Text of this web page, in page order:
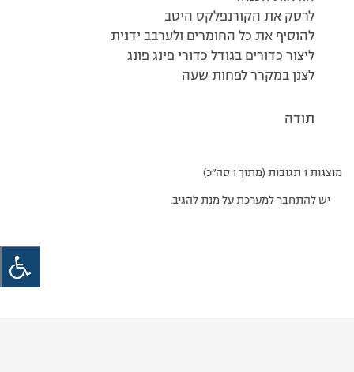
לרסק את הקורנפלקס היטב
להוסיף את כל החומרים ולערבב ידנית
ליצור כדורים בגודל כדורי פינג פונג
לצנן במקרר לפחות שעה
תודה
מוצגות 1 תגובות (מתוך 1 סה״כ)
יש להתחבר למערכת על מנת להגיב.